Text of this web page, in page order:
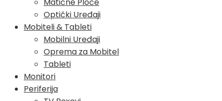
Optički Uređaji
Mobiteli & Tableti
Mobilni Uređaji
Oprema za Mobitel
Tableti
Monitori
Periferija